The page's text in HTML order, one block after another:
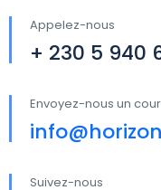
Appelez-nous
+ 230 5 940
Envoyez-nous un
Suivez-nous